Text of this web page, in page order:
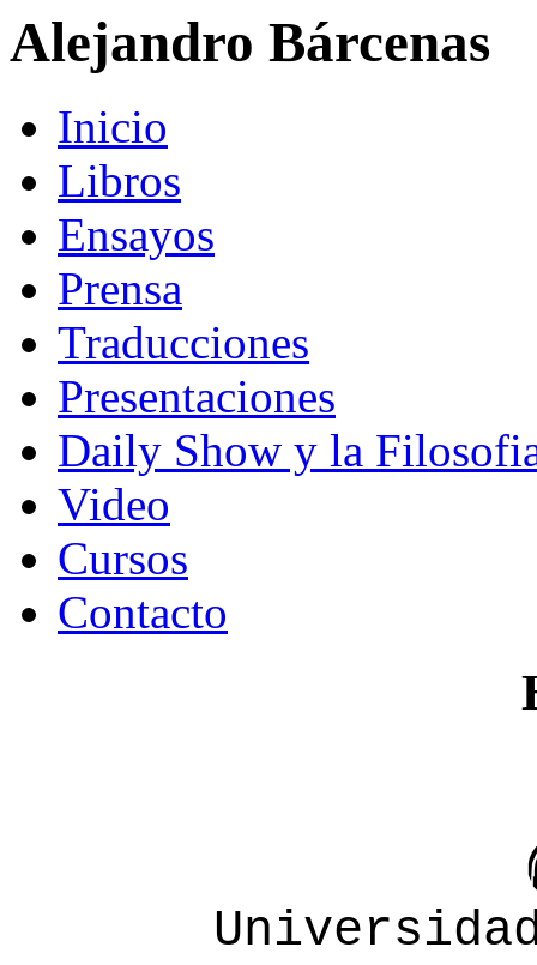
Alejandro Bárcenas
Inicio
Libros
Ensayos
Prensa
Traducciones
Presentaciones
Daily Show y la
Video
Cursos
Contacto